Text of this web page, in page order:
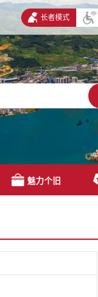
长者模式
魅力个旧